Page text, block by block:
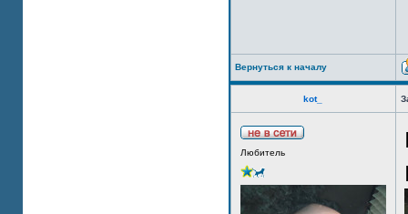
Вернуться к началу
kot_
Любитель